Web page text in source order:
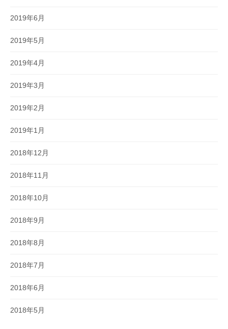
2019年6月
2019年5月
2019年4月
2019年3月
2019年2月
2019年1月
2018年12月
2018年11月
2018年10月
2018年9月
2018年8月
2018年7月
2018年6月
2018年5月